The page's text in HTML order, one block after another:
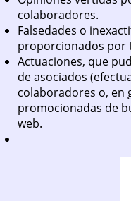
colaboradores.
Falsedades o
proporcionados por
Actuaciones, que
de asociados
colaboradores o, en
promocionadas de
web.